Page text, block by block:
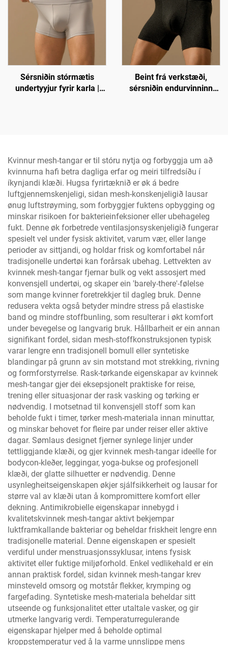
Sérsniðin stórmætis
undertyyjur fyrir karla |
Beint frá verkstæði,
sérsniðin endurvinninn
Kvinnur mesh-tangar er til stóru nytja og forbyggja um að
kvinnurna hafi betra dagliga erfar og meiri tilfredsíðu í
íkynjandi klæði. Hugsa fyrirtæknið er øk á bedre
luftgjennemskenjeligi, sidan mesh-konskenjeligið lausar
ønug luftstrøyming, som forbyggjer fuktens opbygging og
minskar risikoen for bakterieinfeksioner eller ubehageleg
fukt. Denne øk forbetrede ventilasjonsyskenjeligið fungerar
spesielt vel under fysisk aktivitet, varum vær, eller lange
perioder av sittjandi, og holdar frisk og komfortabel når
tradisjonelle undertøi kan forårsak ubehag. Lettvekten av
kvinnek mesh-tangar fjernar bulk og vekt assosjert med
konvensjell undertøi, og skaper ein 'barely-there'-følelse
som mange kvinner foretrekkjer til dagleg bruk. Denne
redusera vekta også betyder mindre stress på elastiske
band og mindre stoffbunling, som resulterar i økt komfort
under bevegelse og langvarig bruk. Hållbarheit er ein annan
signifikant fordel, sidan mesh-stoffkonstruksjonen typisk
varar lengre enn tradisjonell bomull eller syntetiske
blandingar på grunn av sin motstand mot strekking, rivning
og formforstyrrelse. Rask-tørkande eigenskapar av kvinnek
mesh-tangar gjer dei eksepsjonelt praktiske for reise,
trening eller situasjonar der rask vasking og tørking er
nødvendig. I motsetnad til konvensjell stoff som kan
beholde fukt i timer, tørker mesh-materiala innan minuttar,
og minskar behovet for fleire par under reiser eller aktive
dagar. Sømlaus designet fjerner synlege linjer under
tettliggjande klæði, og gjer kvinnek mesh-tangar ideelle for
bodycon-kleðer, leggingar, yoga-bukse og profesjonell
klæði, der glatte silhuetter er nødvendig. Denne
usynlegheitseigenskapen økjer sjálfsikkerheit og lausar for
større val av klæði utan å kompromittere komfort eller
dekning. Antimikrobielle eigenskapar innebygd i
kvalitetskvinnek mesh-tangar aktivt bekjempar
luktframkallande bakteriar og beheldar friskheit lengre enn
tradisjonelle material. Denne eigenskapen er spesielt
verdiful under menstruasjonssyklusar, intens fysisk
aktivitet eller fuktige miljøforhold. Enkel vedlikehald er ein
annan praktisk fordel, sidan kvinnek mesh-tangar krev
minsteveld omsorg og motstår flekker, krymping og
fargefading. Syntetiske mesh-materiala beheldar sitt
utseende og funksjonalitet etter utaltale vasker, og gir
utmerke langvarig verdi. Temperaturregulerande
eigenskapar hjelper med å beholde optimal
kroppstemperatur ved å la varme unnslippe mens